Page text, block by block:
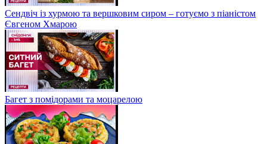
Сендвіч із хурмою та вершковим сиром – готуємо з піаністом
Євгеном Хмарою
Багет з помідорами та моцарелою